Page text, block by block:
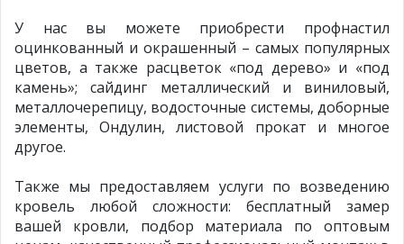
У нас вы можете приобрести профнастил
оцинкованный и окрашенный – самых популярных
цветов, а также расцветок «под дерево» и «под
камень»; сайдинг металлический и виниловый,
металлочерепицу, водосточные системы, доборные
элементы, Ондулин, листовой прокат и многое
другое.
Также мы предоставляем услуги по возведению
кровель любой сложности: бесплатный замер
вашей кровли, подбор материала по оптовым